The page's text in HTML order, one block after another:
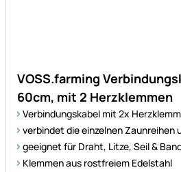
VOSS.farming
60cm, mit 2 Herzklemmen
Verbindungskabel mit 2x
verbindet die einzelnen Zaunreihen
geeignet für Draht, Litze, Seil &
Klemmen aus rostfreiem Edelstahl